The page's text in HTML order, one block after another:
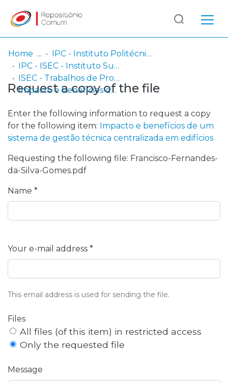
Communities
& Collections
Browse repository
Entities
Statistics
Log
In
(current)
Home
IPC - Instituto Politécnico de Coimbra
IPC - ISEC - Instituto Superior de Engenharia de Coimbra
ISEC - Trabalhos de Projeto | Relatórios de Estágio | Projetos de Investigação
Impacto e benefícios de um sistema de gestão técnica centralizada em edifícios
Request a copy of the file
Enter the following information to request a copy
for the following item: Impacto e benefícios de um
sistema de gestão técnica centralizada em edifícios
Requesting the following file: Francisco-Fernandes-
da-Silva-Gomes.pdf
Name *
Your e-mail address *
This email address is used for sending the file.
Files
All files (of this item) in restricted access
Only the requested file
Message